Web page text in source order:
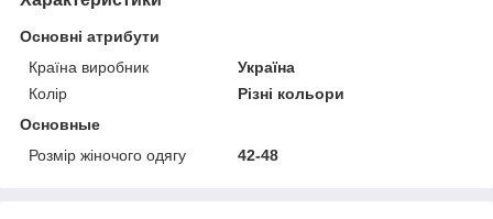
Основні атрибути
Країна виробник
Україна
Колір
Різні кольори
Основные
Розмір жіночого одягу
42-48